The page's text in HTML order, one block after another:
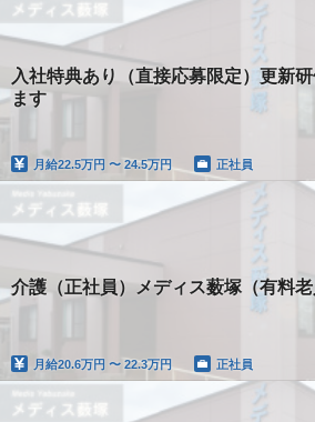
入社特典あり（直接応募限定）更新
ます
月給22.5万円 〜 24.5万円 正社員
介護（正社員）メディス薮塚（有料老
月給20.6万円 〜 22.3万円 正社員